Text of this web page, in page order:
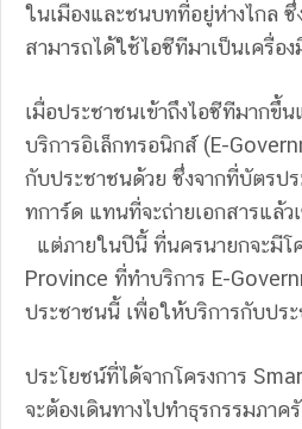
ในเมืองและชนบทที่อยู่ห่างไกล
สามารถได้ใช้ไอซีทีมาเป็นเครื่อ
เมื่อประชาชนเข้าถึงไอซีทีมากขึ้
บริการอิเล็กทรอนิกส์ (E-
กับประชาชนด้วย ซึ่งจากที่บัตรป
ทการ์ด แทนที่จะถ่ายเอกสารแล้ว
แต่ภายในปีนี้ ที่นครนายกจะมีโ
Province ที่ทำบริการ E-
ประชาชนนี้ เพื่อให้บริการกับประ
ประโยชน์ที่ได้จากโครงการ
จะต้องเดินทางไปทำธุรกรรมภาค